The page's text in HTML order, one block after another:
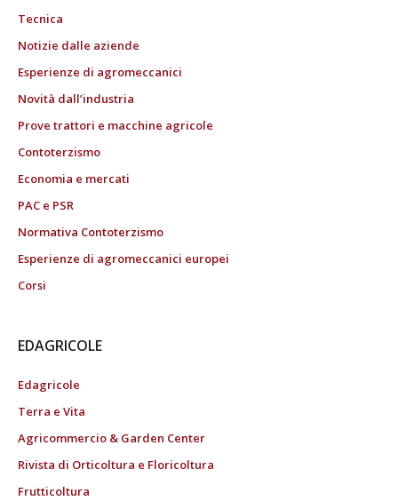
Tecnica
Notizie dalle aziende
Esperienze di agromeccanici
Novità dall’industria
Prove trattori e macchine agricole
Contoterzismo
Economia e mercati
PAC e PSR
Normativa Contoterzismo
Esperienze di agromeccanici europei
Corsi
EDAGRICOLE
Edagricole
Terra e Vita
Agricommercio & Garden Center
Rivista di Orticoltura e Floricoltura
Frutticoltura